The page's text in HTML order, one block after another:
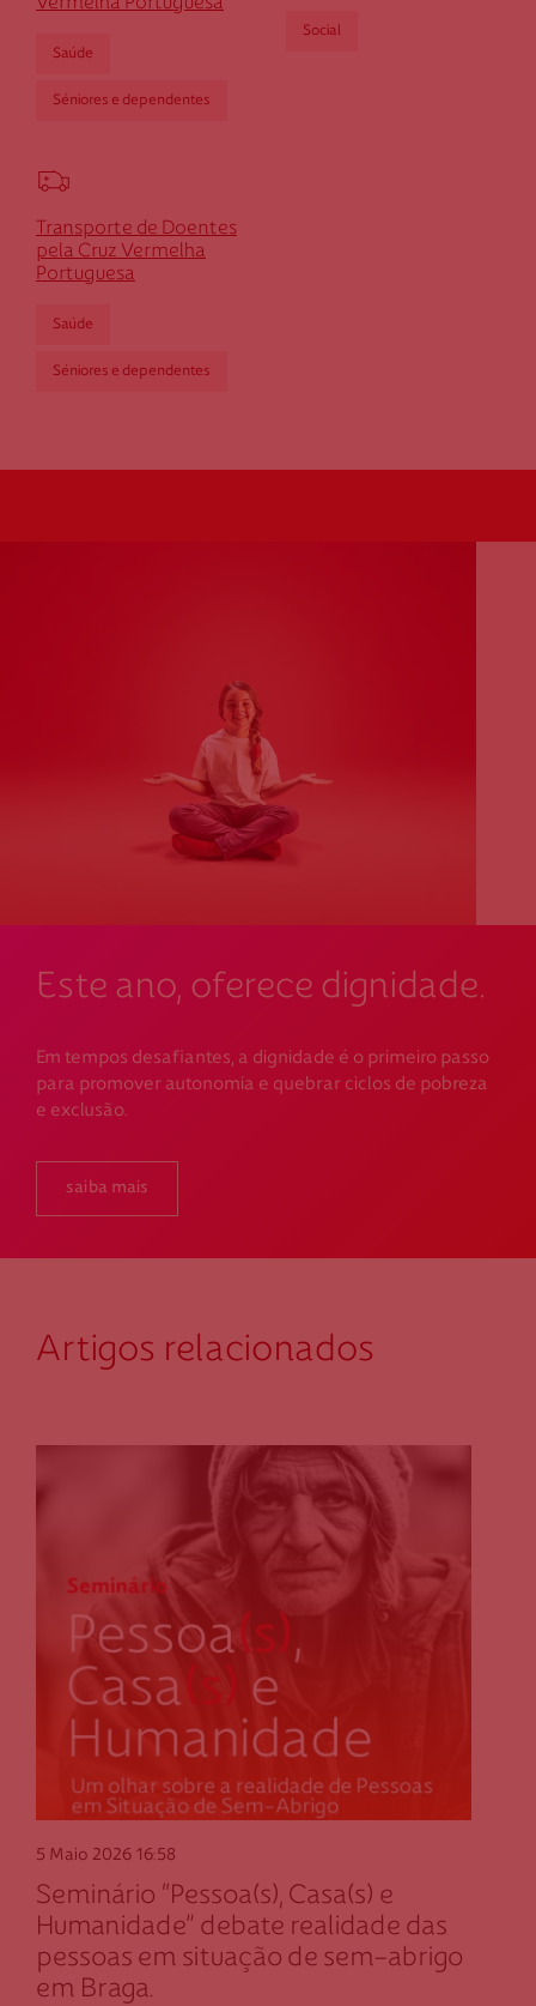
Federação Internacional
Saúde
Séniores e dependentes
Social
Transporte de Doentes
pela Cruz Vermelha
Portuguesa
Saúde
Séniores e dependentes
Este ano, oferece dignidade.
Em tempos desafiantes, a dignidade é o primeiro passo
para promover autonomia e quebrar ciclos de pobreza
e exclusão.
saiba mais
Artigos relacionados
5 Maio 2026 16:58
Seminário “Pessoa(s), Casa(s) e
Humanidade” debate realidade das
pessoas em situação de sem-abrigo
em Braga.